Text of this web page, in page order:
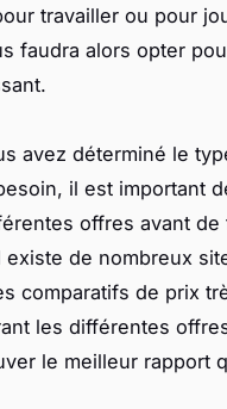
travailler ou pour
faudra alors opter
avez déterminé le
il est important
offres avant de
de nombreux
comparatifs de prix
les différentes
le meilleur rapport